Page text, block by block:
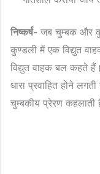
निष्कर्ष- जब चुम्बक और
कुण्डली में एक विद्युत
विद्युत वाहक बल कहते
धारा प्रवाहित होने
चुम्बकीय प्रेरण कहलाती